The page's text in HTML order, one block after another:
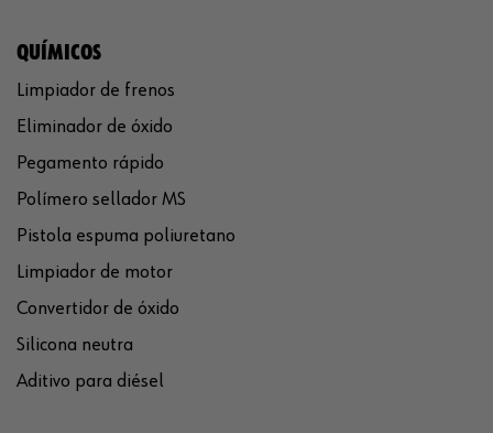
QUÍMICOS
Limpiador de frenos
Eliminador de óxido
Pegamento rápido
Polímero sellador MS
Pistola espuma poliuretano
Limpiador de motor
Convertidor de óxido
Silicona neutra
Aditivo para diésel